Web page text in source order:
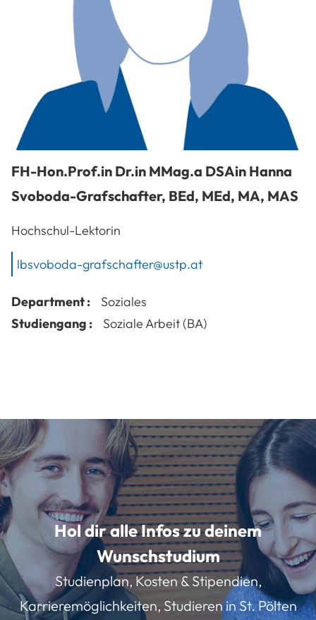
FH-Hon.Prof.in Dr.in MMag.a DSAin Hanna
Svoboda-Grafschafter, BEd, MEd, MA, MAS
Hochschul-Lektorin
lbsvoboda-grafschafter@ustp.at
Department :
Soziales
Studiengang :
Soziale Arbeit (BA)
Hol dir alle Infos zu deinem
Wunschstudium
Studienplan, Kosten & Stipendien,
Karrieremöglichkeiten, Studieren in St. Pölten